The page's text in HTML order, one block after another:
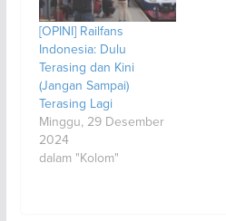
[OPINI] Railfans
Indonesia: Dulu
Terasing dan Kini
(Jangan Sampai)
Terasing Lagi
Minggu, 29 Desember
2024
dalam "Kolom"